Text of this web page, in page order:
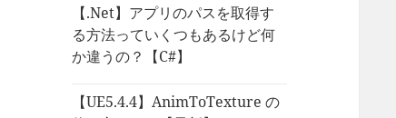
【.Net】アプリのパスを取得す
る方法っていくつもあるけど何
か違うの？【C#】
【UE5.4.4】AnimToTexture の